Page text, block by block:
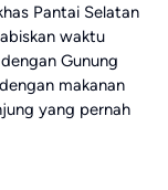
Pantai Selatan
waktu
Gunung
makanan
yang pernah